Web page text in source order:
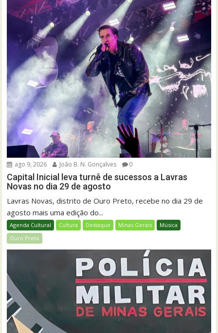
ago 9, 2026 João B. N. Gonçalves 0
Capital Inicial leva turnê de sucessos a Lavras
Novas no dia 29 de agosto
Lavras Novas, distrito de Ouro Preto, recebe no dia 29 de
agosto mais uma edição do...
Agenda Cultural Cultura Destaque Minas Gerais
Música
Ouro Preto